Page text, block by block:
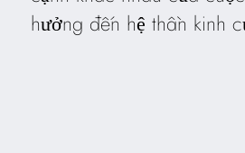
hưởng đến hệ thần kinh